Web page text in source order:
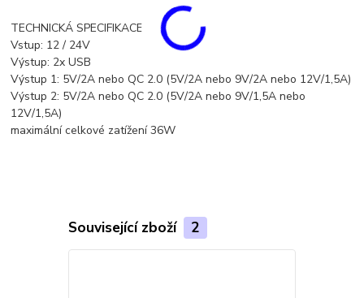
TECHNICKÁ SPECIFIKACE
Vstup: 12 / 24V
Výstup: 2x USB
Výstup 1: 5V/2A nebo QC 2.0 (5V/2A nebo 9V/2A nebo 12V/1,5A)
Výstup 2: 5V/2A nebo QC 2.0 (5V/2A nebo 9V/1,5A nebo
12V/1,5A)
maximální celkové zatížení 36W
Související zboží 2